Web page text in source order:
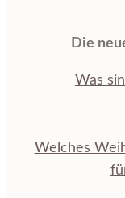
Die
Was
Welches